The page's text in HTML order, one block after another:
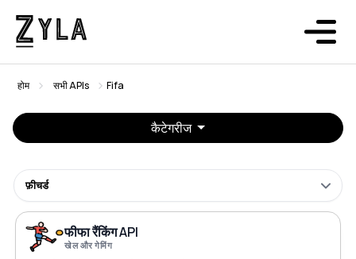
होम सभी APIs Fifa
कैटेगरीज
फ़ीचर्ड
फीफा रैंकिंग API
खेल और गेमिंग